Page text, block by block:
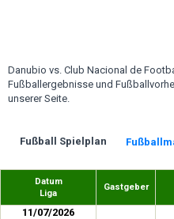
Danubio vs. Club Nacional de
Fußballergebnisse und
unserer Seite.
Fußball Spielplan
Datum
Liga
Gastgeber
11/07/2026